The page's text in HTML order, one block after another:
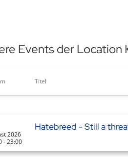
Events der Location
Titel
2026
- 23:00
Hatebreed - Still a